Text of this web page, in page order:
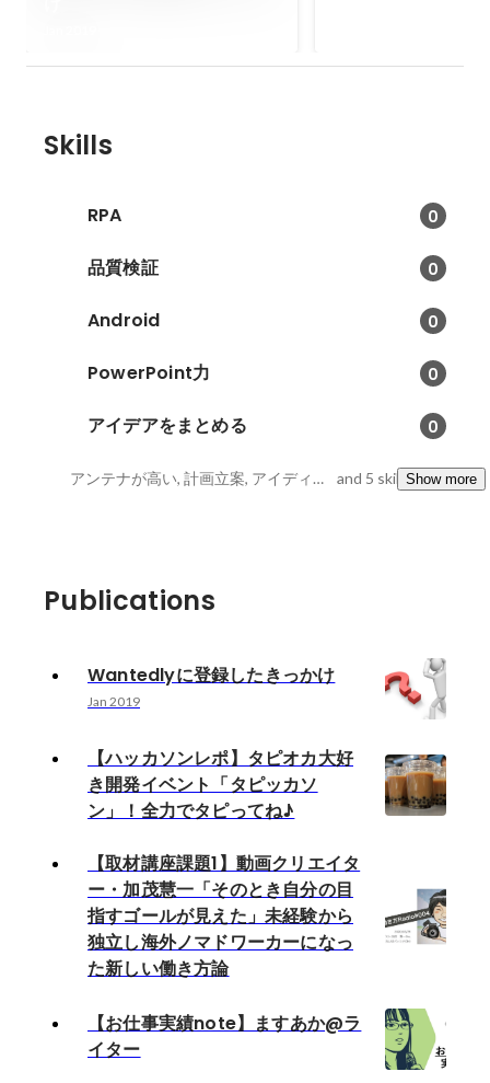
入って、第一回の準
Skills
RPA 0
品質検証 0
Android 0
PowerPoint力 0
アイデアをまとめる 0
アンテナが高い, 計画立案, アイディア出し and 5 skillsShow more
Publications
Wantedlyに登録したきっかけ
Jan 2019
【ハッカソンレポ】タピオカ大好
き開発イベント「タピッカソ
ン」！全力でタピってね♪
【取材講座課題1】動画クリエイタ
ー・加茂慧一「そのとき自分の目
指すゴールが見えた」未経験から
独立し海外ノマドワーカーになっ
た新しい働き方論
【お仕事実績note】ますあか@ラ
イター